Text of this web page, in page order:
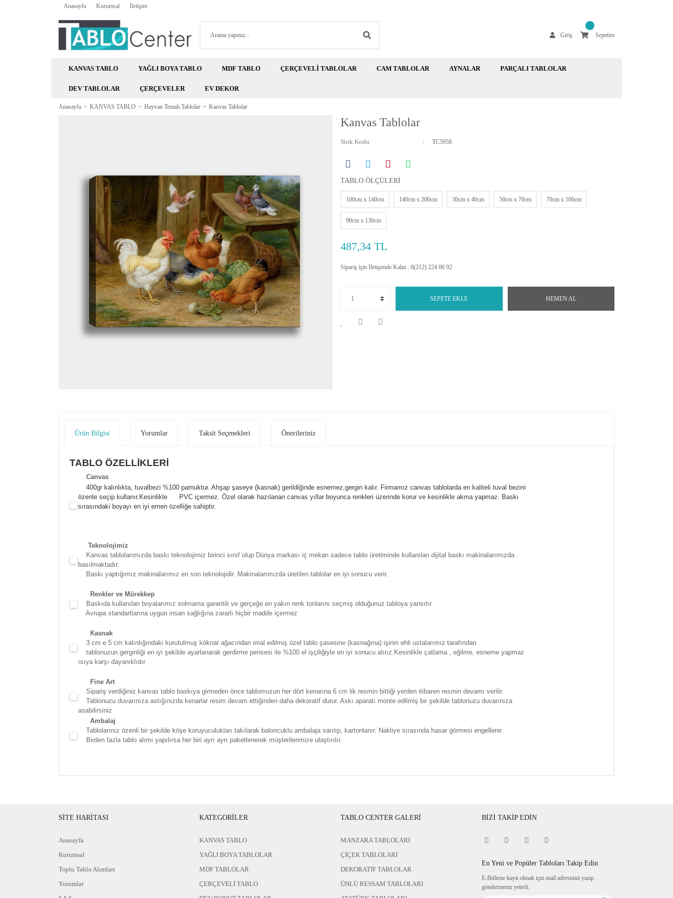
Anasayfa Kurumsal İletişim
Giriş Sepetim
KANVAS TABLO YAĞLI BOYA TABLO MDF TABLO ÇERÇEVELİ TABLOLAR CAM TABLOLAR AYNALAR PARÇALI TABLOLAR
DEV TABLOLAR ÇERÇEVELER EV DEKOR
Anasayfa KANVAS TABLO Hayvan Temalı Tablolar Kanvas Tablolar
Kanvas Tablolar
Stok Kodu TC5958
TABLO ÖLÇÜLERİ
100cm x 140cm 140cm x 200cm 30cm x 40cm 50cm x 70cm 70cm x 100cm
90cm x 130cm
487,34 TL
Sipariş için İletişimde Kalın : 0(212) 224 00 92
SEPETE EKLE HEMEN AL
Ürün Bilgisi Yorumlar Taksit Seçenekleri Önerileriniz
TABLO ÖZELLİKLERİ
Canvas
400gr kalınlıkta, tuvalbezi %100 pamuktur. Ahşap şaseye (kasnak) gerildiğinde esnemez,gergin kalır. Firmamız canvas tablolarda en kaliteli tuval bezini
özenle seçip kullanır. Kesinlikle PVC içermez. Özel olarak hazılanan canvas yıllar boyunca renkleri üzerinde korur ve kesinlikle akma yapmaz. Baskı
sırasındaki boyayı en iyi emen özelliğe sahiptir.
Teknolojimiz
Kanvas tablolarımızda baskı teknolojimiz birinci sınıf olup Dünya markası iç mekan sadece tablo üretiminde kullanılan dijital baskı makinalarımızda
basılmaktadır.
Baskı yaptığımız makinalarımız en son teknolojidir. Makinalarımızda üretilen tablolar en iyi sonucu verir.
Renkler ve Mürekkep
Baskıda kullanılan boyalarımız solmama garantili ve gerçeğe en yakın renk tonlarını seçmiş olduğunuz tabloya yansıtır.
Avrupa standartlarına uygun insan sağlığına zararlı hiçbir madde içermez
Kasnak
3 cm e 5 cm kalınlığındaki kurutulmuş köknar ağacından imal edilmiş özel tablo şasesine (kasnağına) işinin ehli ustalarımız tarafından
tablonuzun gerginliği en iyi şekilde ayarlanarak gerdirme pensesi ile %100 el işçiliğiyle en iyi sonucu alırız.Kesinlikle çatlama , eğilme, esneme yapmaz
ısıya karşı dayanıklıdır
Fine Art
Sipariş verdiğiniz kanvas tablo baskıya girmeden önce tablomuzun her dört kenarına 6 cm lik resmin bittiği yerden itibaren resmin devamı verilir.
Tablonuzu duvarınıza astığınızda kenarlar resim devam ettiğinden daha dekoratif durur. Askı aparatı monte edilmiş bir şekilde tablonuzu duvarınıza
asabilirsiniz
Ambalaj
Tablolarınız özenli bir şekilde köşe koruyuculukları takılarak baloncuklu ambalaja sarılıp, kartonlanır. Nakliye sırasında hasar görmesi engellenir.
Birden fazla tablo alımı yapılırsa her biri ayrı ayrı paketlenerek müşterilerimize ulaştırılır.
SİTE HARİTASI
Anasayfa
Kurumsal
Toplu Tablo Alımları
Yorumlar
KATEGORİLER
KANVAS TABLO
YAĞLI BOYA TABLOLAR
MDF TABLOLAR
ÇERÇEVELİ TABLO
TABLO CENTER GALERİ
MANZARA TABLOLARI
ÇİÇEK TABLOLARI
DEKORATİF TABLOLAR
ÜNLÜ RESSAM TABLOLARI
BİZİ TAKİP EDİN
En Yeni ve Popüler Tabloları Takip Edin
E-Bültene kayıt olmak için mail adresinizi yazıp
göndermeniz yeterli.